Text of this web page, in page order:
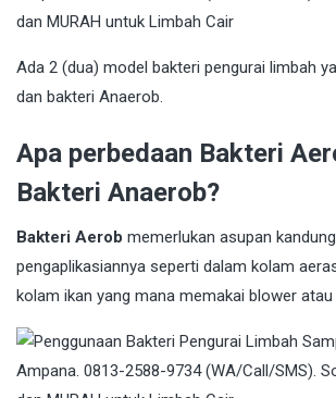
Ada 2 (dua) model bakteri pengurai limbah
dan bakteri Anaerob.
Apa perbedaan Bakteri
Bakteri Anaerob?
Bakteri Aerob memerlukan asupan
pengaplikasiannya seperti dalam kolam
kolam ikan yang mana memakai blower atau